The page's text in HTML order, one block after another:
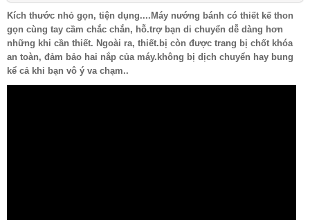
Kích thước nhỏ gọn, tiện dụng....Máy nướng bánh có thiết kế thon
gọn cùng tay cầm chắc chắn, hỗ.trợ bạn di chuyển dễ dàng hơn
những khi cần thiết. Ngoài ra, thiết.bị còn được trang bị chốt khóa
an toàn, đảm bảo hai nắp của máy.không bị dịch chuyển hay bung
kể cả khi bạn vô ý va chạm..